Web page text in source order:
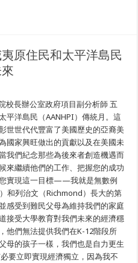
原住民和太平洋島民
校長辦公室政府項目副分析師 五
平洋島民（AANHPI）傳統月。這
世世代代豐富了美國歷史的亞裔美
國家興旺做出的貢獻以及在美國未
我們紀念那些為後來者創造機遇而
來繼續他們的工作、把握您的成功
實現這一目標——我就是無數例
和列治文（Richmond）長大的第
感受到難民父母為維持我們的家庭
接受大學教育對我們未來的經濟穩
他們無法提供我們在K-12階段所
母的孩子一樣，我們也是自力更生
要立即實現經濟獨立，因為我不